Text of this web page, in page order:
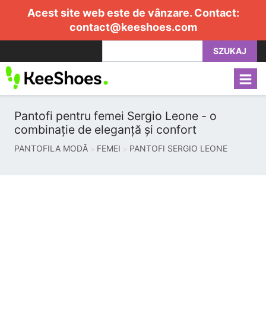
Acest site web este de vânzare. Contact:
contact@keeshoes.com
SZUKAJ
Pantofi pentru femei Sergio Leone - o
combinație de eleganță și confort
PANTOFILA MODĂ FEMEI PANTOFI SERGIO LEONE